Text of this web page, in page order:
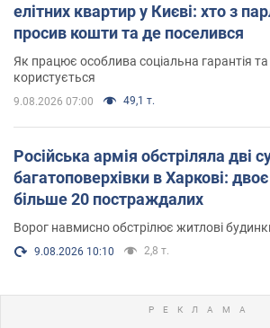
елітних квартир у Києві: хто з
просив кошти та де поселився
Як працює особлива соціальна гарантія
користується
9.08.2026 07:00 49,1 т.
Російська армія обстріляла дві
багатоповерхівки в Харкові:
більше 20 постраждалих
Ворог навмисно обстрілює житлові
9.08.2026 10:10 2,8 т.